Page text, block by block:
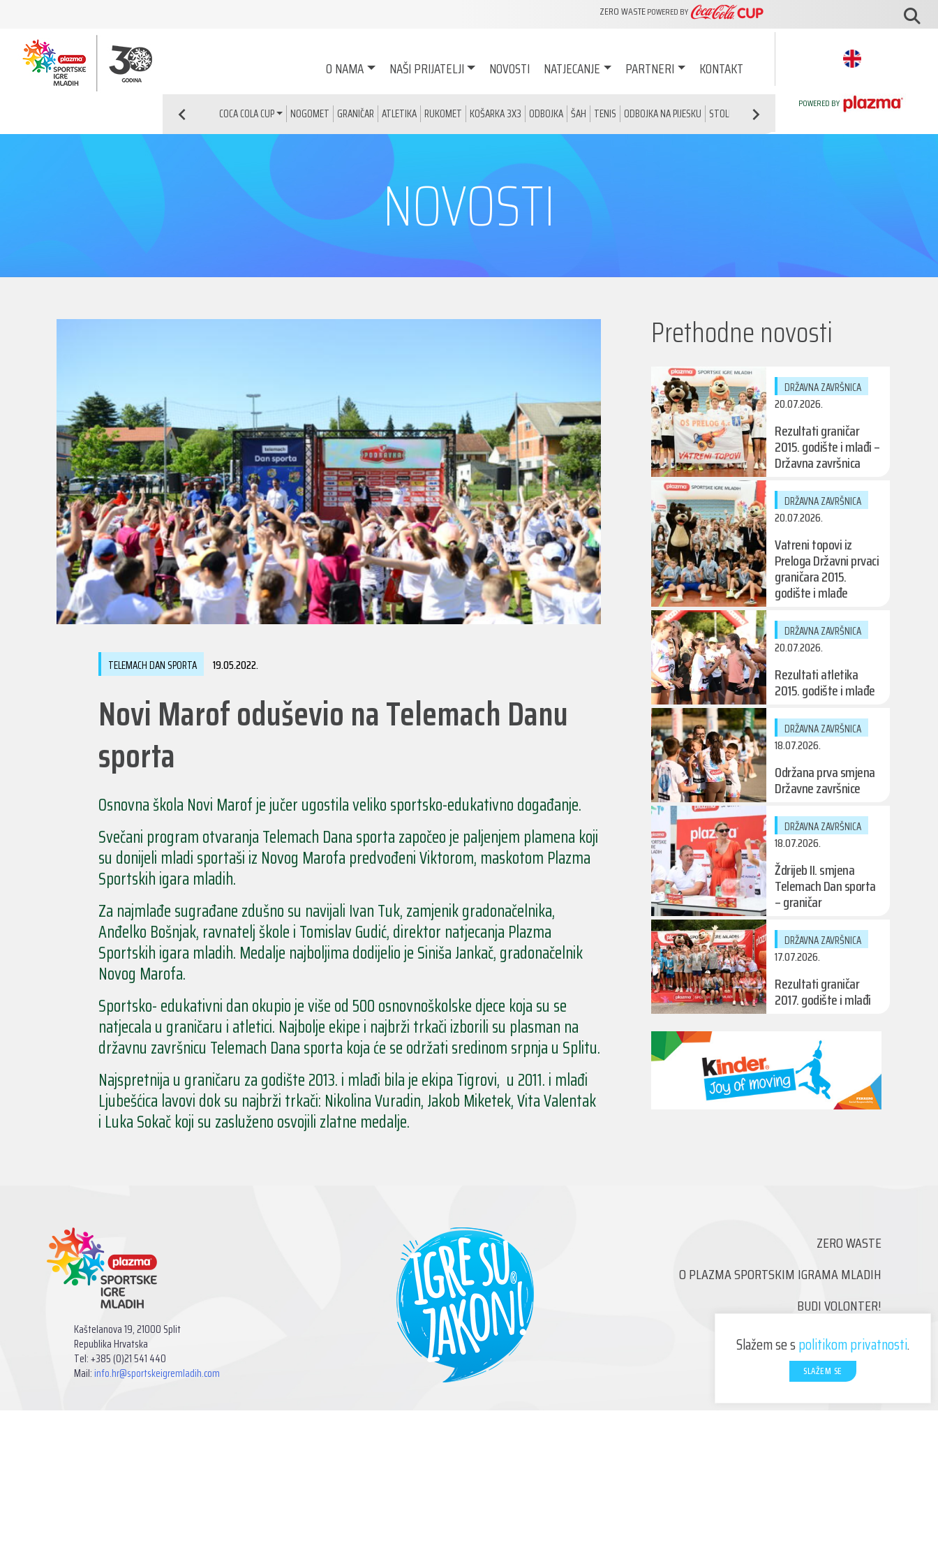
ZERO WASTEPOWERED BY
O NAMA NAŠI PRIJATELJI NOVOSTI NATJECANJE PARTNERI KONTAKT
COCA COLA CUP NOGOMET GRANIČAR ATLETIKA RUKOMET KOŠARKA 3X3 ODBOJKA ŠAH TENIS ODBOJKA NA PIJESKU STOLNI TENIS
POWERED BY
NOVOSTI
TELEMACH DAN SPORTA 19.05.2022.
Novi Marof oduševio na Telemach Danu
sporta
Osnovna škola Novi Marof je jučer ugostila veliko sportsko-edukativno događanje.
Svečani program otvaranja Telemach Dana sporta započeo je paljenjem plamena koji
su donijeli mladi sportaši iz Novog Marofa predvođeni Viktorom, maskotom Plazma
Sportskih igara mladih.
Za najmlađe sugrađane zdušno su navijali Ivan Tuk, zamjenik gradonačelnika,
Anđelko Bošnjak, ravnatelj škole i Tomislav Gudić, direktor natjecanja Plazma
Sportskih igara mladih. Medalje najboljima dodijelio je Siniša Jankač, gradonačelnik
Novog Marofa.
Sportsko- edukativni dan okupio je više od 500 osnovnoškolske djece koja su se
natjecala u graničaru i atletici. Najbolje ekipe i najbrži trkači izborili su plasman na
državnu završnicu Telemach Dana sporta koja će se održati sredinom srpnja u Splitu.
Najspretnija u graničaru za godište 2013. i mlađi bila je ekipa Tigrovi, u 2011. i mlađi
Ljubešćica lavovi dok su najbrži trkači: Nikolina Vuradin, Jakob Miketek, Vita Valentak
i Luka Sokač koji su zasluženo osvojili zlatne medalje.
Prethodne novosti
DRŽAVNA ZAVRŠNICA
20.07.2026.
Rezultati graničar
2015. godište i mlađi –
Državna završnica
DRŽAVNA ZAVRŠNICA
20.07.2026.
Vatreni topovi iz
Preloga Državni prvaci
graničara 2015.
godište i mlađe
DRŽAVNA ZAVRŠNICA
20.07.2026.
Rezultati atletika
2015. godište i mlađe
DRŽAVNA ZAVRŠNICA
18.07.2026.
Održana prva smjena
Državne završnice
DRŽAVNA ZAVRŠNICA
18.07.2026.
Ždrijeb II. smjena
Telemach Dan sporta
– graničar
DRŽAVNA ZAVRŠNICA
17.07.2026.
Rezultati graničar
2017. godište i mlađi
Kaštelanova 19, 21000 Split
Republika Hrvatska
Tel: +385 (0)21 541 440
Mail: info.hr@sportskeigremladih.com
ZERO WASTE
O PLAZMA SPORTSKIM IGRAMA MLADIH
BUDI VOLONTER!
KONTAKT
Slažem se spolitikom privatnosti.
SLAŽEM SE